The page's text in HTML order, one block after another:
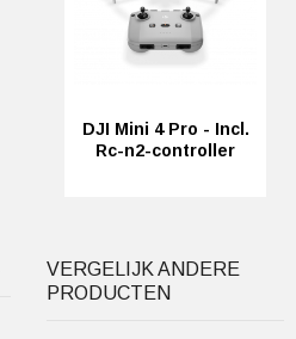
DJI Mini 4 Pro - Incl.
Rc-n2-controller
VERGELIJK ANDERE
PRODUCTEN